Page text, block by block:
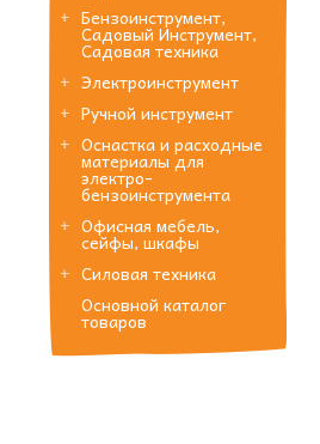
Бензоинструмент,
Садовый Инструмент,
Садовая техника
Электроинструмент
Ручной инструмент
Оснастка и расходные
материалы для
электро-
бензоинструмента
Офисная мебель,
сейфы, шкафы
Силовая техника
Основной каталог
товаров